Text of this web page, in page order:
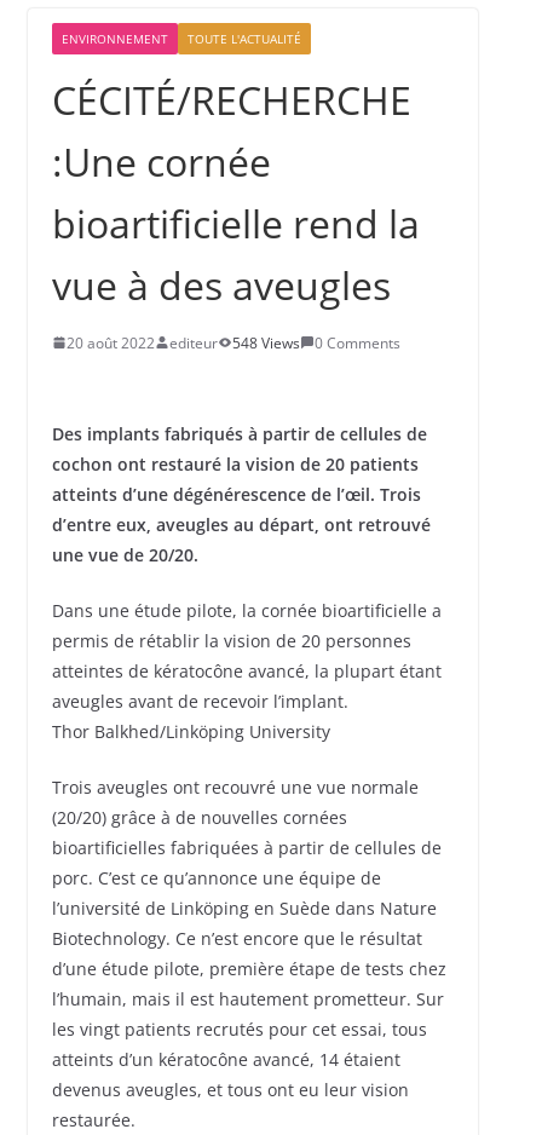
présidentielle, Évariste
Ndayishimiye verrouille l’appareil
coup d’Etat
ENVIRONNEMENT TOUTE L'ACTUALITÉ
CÉCITÉ/RECHERCHE
:Une cornée
bioartificielle rend la
vue à des aveugles
20 août 2022 editeur 548 Views 0 Comments
Des implants fabriqués à partir de cellules de
cochon ont restauré la vision de 20 patients
atteints d’une dégénérescence de l’œil. Trois
d’entre eux, aveugles au départ, ont retrouvé
une vue de 20/20.
Dans une étude pilote, la cornée bioartificielle a
permis de rétablir la vision de 20 personnes
atteintes de kératocône avancé, la plupart étant
aveugles avant de recevoir l’implant.
Thor Balkhed/Linköping University
Trois aveugles ont recouvré une vue normale
(20/20) grâce à de nouvelles cornées
bioartificielles fabriquées à partir de cellules de
porc. C’est ce qu’annonce une équipe de
l’université de Linköping en Suède dans Nature
Biotechnology. Ce n’est encore que le résultat
d’une étude pilote, première étape de tests chez
l’humain, mais il est hautement prometteur. Sur
les vingt patients recrutés pour cet essai, tous
atteints d’un kératocône avancé, 14 étaient
devenus aveugles, et tous ont eu leur vision
restaurée.